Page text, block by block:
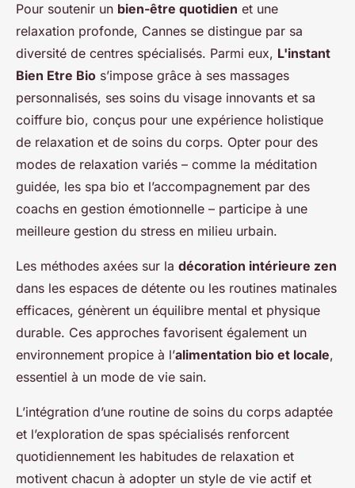
Pour soutenir un bien-être quotidien et une
relaxation profonde, Cannes se distingue par sa
diversité de centres spécialisés. Parmi eux, L'instant
Bien Etre Bio s’impose grâce à ses massages
personnalisés, ses soins du visage innovants et sa
coiffure bio, conçus pour une expérience holistique
de relaxation et de soins du corps. Opter pour des
modes de relaxation variés – comme la méditation
guidée, les spa bio et l’accompagnement par des
coachs en gestion émotionnelle – participe à une
meilleure gestion du stress en milieu urbain.
Les méthodes axées sur la décoration intérieure zen
dans les espaces de détente ou les routines matinales
efficaces, génèrent un équilibre mental et physique
durable. Ces approches favorisent également un
environnement propice à l’alimentation bio et locale,
essentiel à un mode de vie sain.
L’intégration d’une routine de soins du corps adaptée
et l’exploration de spas spécialisés renforcent
quotidiennement les habitudes de relaxation et
motivent chacun à adopter un style de vie actif et